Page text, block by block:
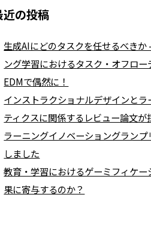
近の投稿
生成AIにどのタスクを任せるべきか
ング学習におけるタスク・オフロ
EDMで偶然に！
インストラクショナルデザインとラ
ティクスに関係するレビュー論文が
ラーニングイノベーショングランプ
しました
教育・学習におけるゲーミフィケ
果に寄与するのか？